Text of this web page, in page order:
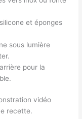
et éponges
sous lumière
pour la
vidéo
recette.